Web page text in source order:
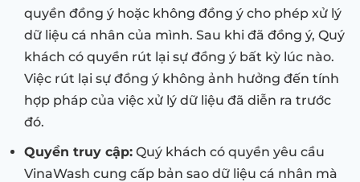
quyền đồng ý hoặc không đồng ý cho phép xử lý
dữ liệu cá nhân của mình. Sau khi đã đồng ý, Quý
khách có quyền rút lại sự đồng ý bất kỳ lúc nào.
Việc rút lại sự đồng ý không ảnh hưởng đến tính
hợp pháp của việc xử lý dữ liệu đã diễn ra trước
đó.
Quyền truy cập: Quý khách có quyền yêu cầu
VinaWash cung cấp bản sao dữ liệu cá nhân mà